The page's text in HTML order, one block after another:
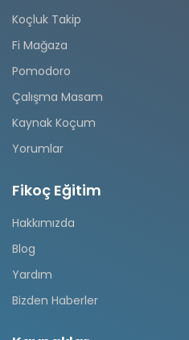
Koçluk Takip
Fi Mağaza
Pomodoro
Çalışma Masam
Kaynak Koçum
Yorumlar
Fikoç Eğitim
Hakkımızda
Blog
Yardım
Bizden Haberler